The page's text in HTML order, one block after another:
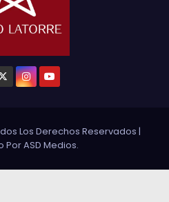
Los Derechos Reservados |
PorASD Medios.